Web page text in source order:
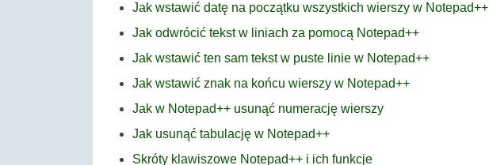
Jak wstawić datę na początku wszystkich wierszy w Notepad++
Jak odwrócić tekst w liniach za pomocą Notepad++
Jak wstawić ten sam tekst w puste linie w Notepad++
Jak wstawić znak na końcu wierszy w Notepad++
Jak w Notepad++ usunąć numerację wierszy
Jak usunąć tabulację w Notepad++
Skróty klawiszowe Notepad++ i ich funkcje